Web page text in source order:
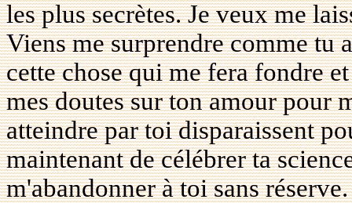
les plus secrètes. Je veux me
Viens me surprendre comme tu
cette chose qui me fera fondre
mes doutes sur ton amour pour
atteindre par toi disparaissent
maintenant de célébrer ta
m'abandonner à toi sans réserve.